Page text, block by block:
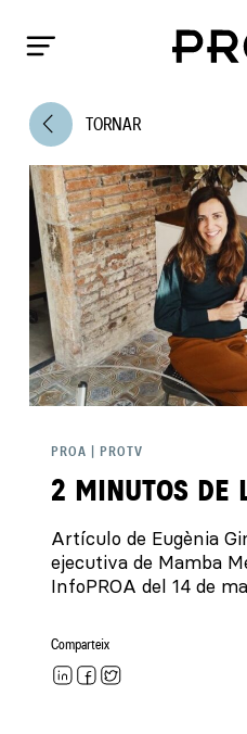
arrow_back_ios TORNAR
PROA PROTV
2 MINUTOS DE
Artículo de Eugènia
ejecutiva de Mamba
InfoPROA del 14 de
Comparteix